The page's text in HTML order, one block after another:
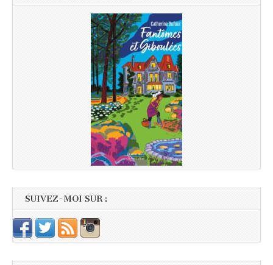
SUIVEZ-MOI SUR :